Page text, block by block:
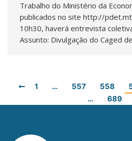
Trabalho do Ministério da
publicados no site http://
10h30, haverá entrevista
Assunto: Divulgação do Caged
1 … 557 558
…
689